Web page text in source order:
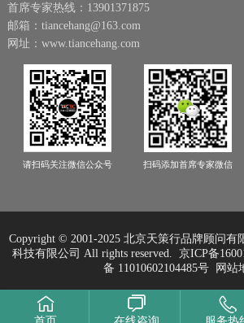
首席专家热线：13901371875
邮箱：tiancehang@163.com
网址：www.tiancehang.com
请扫码关注微信公众号 扫码添加首席专家微信
Copyright © 2001-2025 北京天策行品牌顾问有
科技有限公司 All rights reserved.京ICP备
备 11010602104485号
网站